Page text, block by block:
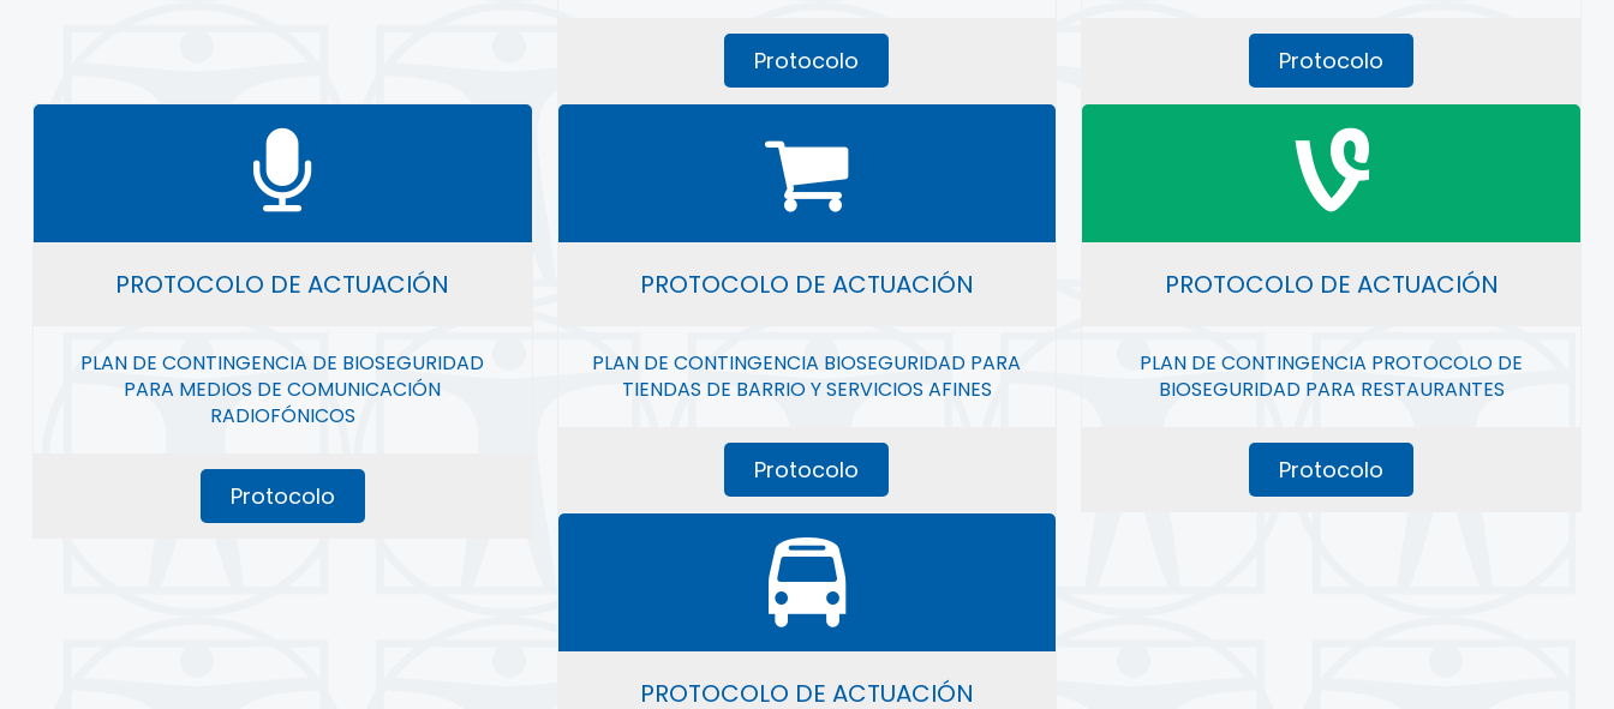
Protocolo Protocolo
PROTOCOLO DE ACTUACIÓN
PLAN DE CONTINGENCIA DE BIOSEGURIDAD
PARA MEDIOS DE COMUNICACIÓN
RADIOFÓNICOS
Protocolo
PROTOCOLO DE ACTUACIÓN
PLAN DE CONTINGENCIA BIOSEGURIDAD PARA
TIENDAS DE BARRIO Y SERVICIOS AFINES
Protocolo
PROTOCOLO DE ACTUACIÓN
PLAN DE CONTINGENCIA PROTOCOLO DE
BIOSEGURIDAD PARA RESTAURANTES
Protocolo
PROTOCOLO DE ACTUACIÓN